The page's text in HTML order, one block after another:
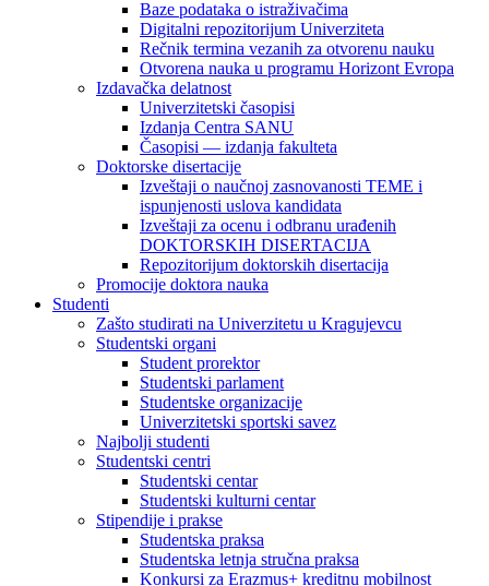
Baze podataka o istraživačima
Digitalni repozitorijum Univerziteta
Rečnik termina vezanih za otvorenu nauku
Otvorena nauka u programu Horizont Evropa
Izdavačka delatnost
Univerzitetski časopisi
Izdanja Centra SANU
Časopisi — izdanja fakulteta
Doktorske disertacije
Izveštaji o naučnoj zasnovanosti TEME i
ispunjenosti uslova kandidata
Izveštaji za ocenu i odbranu urađenih
DOKTORSKIH DISERTACIJA
Repozitorijum doktorskih disertacija
Promocije doktora nauka
Studenti
Zašto studirati na Univerzitetu u Kragujevcu
Studentski organi
Student prorektor
Studentski parlament
Studentske organizacije
Univerzitetski sportski savez
Najbolji studenti
Studentski centri
Studentski centar
Studentski kulturni centar
Stipendije i prakse
Studentska praksa
Studentska letnja stručna praksa
Konkursi za Erazmus+ kreditnu mobilnost